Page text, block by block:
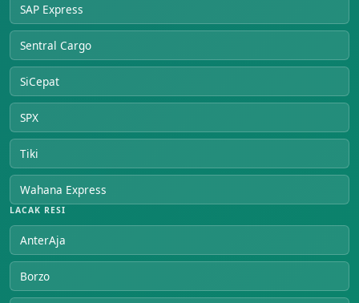
SAP Express
Sentral Cargo
SiCepat
SPX
Tiki
Wahana Express
LACAK RESI
AnterAja
Borzo